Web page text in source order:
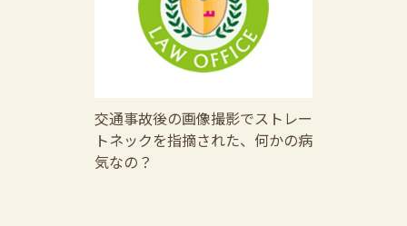
交通事故後の画像撮影でストレー
トネックを指摘された、何かの病
気なの？